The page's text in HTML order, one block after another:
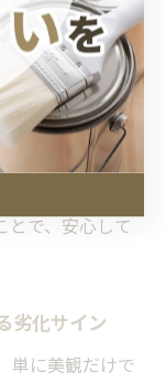
要です。さら
し、気になる点
です。
施工が必要にな
めには、第三
するのも一つ
とで、安心して
劣化サイン
単に美観だけで